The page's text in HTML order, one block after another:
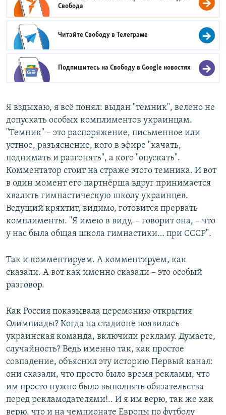
Свобода
Читайте Свободу вТелеграме
Подпишитесь на Свободу вGoogle новостях
Я вздыхаю, я всё понял: выдан "темник", велено не
допускать особых комплиментов украинцам.
"Темник" – это распоряжение, письменное или
устное, разъяснение, кого в эфире "качать,
поднимать и разгонять", а кого "опускать".
Комментатор стоит на страже этого темника. И вот
в один момент его партнёрша вдруг принимается
хвалить гимнастическую школу украинцев.
Ведущий кряхтит, видимо, готовится прервать
комплименты. "Я имею в виду, – говорит она, – что
у нас была общая школа гимнастики… при СССР".
Так и комментируем. А комментируем, как
сказали. А вот как именно сказали – это особый
разговор.
Как Россия показывала церемонию открытия
Олимпиады? Когда на стадионе появилась
украинская команда, включили рекламу. Думаете,
случайность? Ведь именно так, как простое
совпадение, объяснил эту историю Первый канал:
они сказали, что просто было время рекламы, что
им просто нужно было выполнять обязательства
перед рекламодателями!.. И я им верю, так же как
верю, что и на чемпионате Европы по футболу